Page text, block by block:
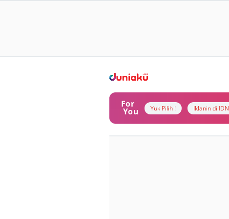
For
You Yuk Pilih ! Iklanin di IDN